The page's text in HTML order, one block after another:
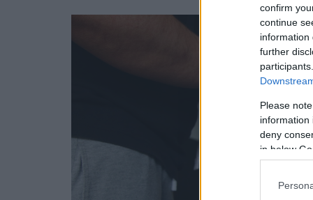
confirm
continue
information
further
Please
information
deny
in below